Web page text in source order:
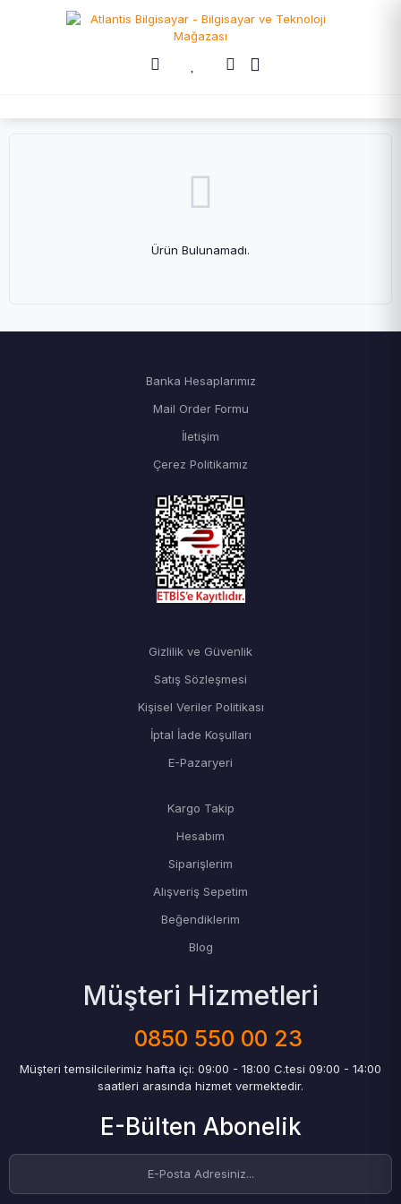
Ürün Bulunamadı.
Banka Hesaplarımız
Mail Order Formu
İletişim
Çerez Politikamız
Gizlilik ve Güvenlik
Satış Sözleşmesi
Kişisel Veriler Politikası
İptal İade Koşulları
E-Pazaryeri
Kargo Takip
Hesabım
Siparişlerim
Alışveriş Sepetim
Beğendiklerim
Blog
Müşteri Hizmetleri
0850 550 00 23
Müşteri temsilcilerimiz hafta içi: 09:00 - 18:00 C.tesi 09:00 - 14:00
saatleri arasında hizmet vermektedir.
E-Bülten Abonelik